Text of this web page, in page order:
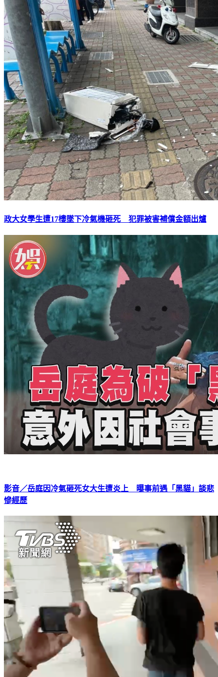
政大女學生遭17樓墜下冷氣機砸死 犯罪被害補償金額出爐
影音／岳庭因冷氣砸死女大生遭炎上 曝事前遇「黑貓」談悲
慘經歷